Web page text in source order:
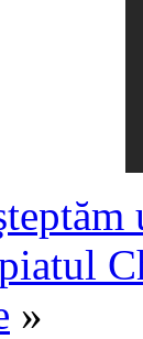
»